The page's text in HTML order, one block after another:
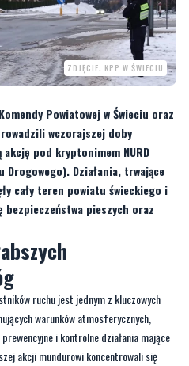
ZDJĘCIE: KPP W ŚWIECIU
Powiatowej w Świeciu oraz
wczorajszej doby
pod kryptonimem NURD
Działania, trwające
cały teren powiatu świeckiego i
bezpieczeństwa pieszych oraz
ruchu jest jednym z kluczowych
warunków atmosferycznych,
i kontrolne działania mające
akcji mundurowi koncentrowali się